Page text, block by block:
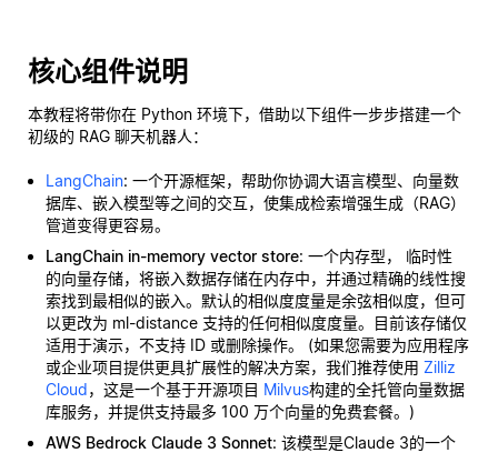
核心组件说明
本教程将带你在 Python 环境下，借助以下组件一步步搭建一个
初级的 RAG 聊天机器人：
LangChain: 一个开源框架，帮助你协调大语言模型、向量数
据库、嵌入模型等之间的交互，使集成检索增强生成（RAG）
管道变得更容易。
LangChain in-memory vector store: 一个内存型， 临时性
的向量存储，将嵌入数据存储在内存中，并通过精确的线性搜
索找到最相似的嵌入。默认的相似度度量是余弦相似度，但可
以更改为 ml-distance 支持的任何相似度度量。目前该存储仅
适用于演示，不支持 ID 或删除操作。 (如果您需要为应用程序
或企业项目提供更具扩展性的解决方案，我们推荐使用 Zilliz
Cloud，这是一个基于开源项目 Milvus构建的全托管向量数据
库服务，并提供支持最多 100 万个向量的免费套餐。)
AWS Bedrock Claude 3 Sonnet: 该模型是Claude 3的一个